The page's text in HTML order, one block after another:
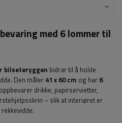
med 6 lommer til
bilseteryggen bidrar til å holde
Den måler 41 x 60 cm og har 6
drikke, papirservietter,
– slik at interiøret er